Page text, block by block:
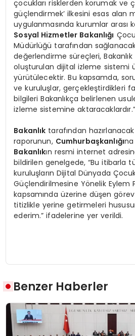
çocukları risklerden korumak ve
güçlendirmek’ ilkesini esas alan
uygulanmasında kurumlar arası
Sosyal Hizmetler Bakanlığı
Müdürlüğü tarafından
değerlendirme süreçleri,
oluşturulan dijital izleme sistemi
yürütülecektir. Bu kapsamda,
ve kuruluşlar, gerçekleştirdikleri
bilgileri Bakanlıkça belirlenen
izleme sistemine aktaracaklardır.”
Bakanlık tarafından hazırlanacak
raporunun, Cumhurbaşkanlığına
Bakanlıkın resmi internet
bildirilen genelgede, “Bu itibarla
kuruluşların Dijital Dünyada
Güçlendirilmesine Yönelik Eylem
kapsamında üzerine düşen
titizlikle yerine getirmeleri
ederim.” ifadelerine yer verildi.
Benzer Haberler